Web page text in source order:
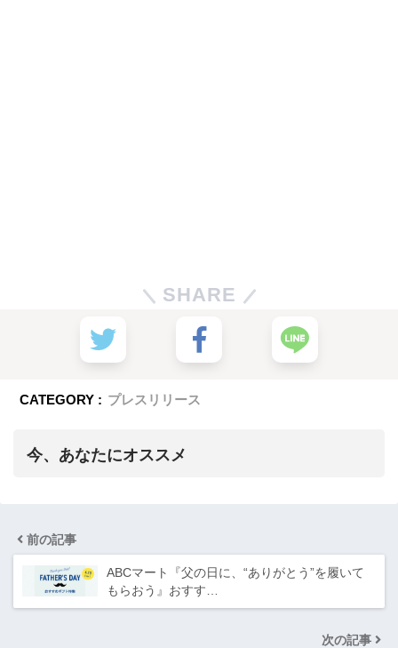
SHARE
CATEGORY : プレスリリース
今、あなたにオススメ
前の記事
ABCマート『父の日に、“ありがとう”を履いて
もらおう』おすす…
次の記事